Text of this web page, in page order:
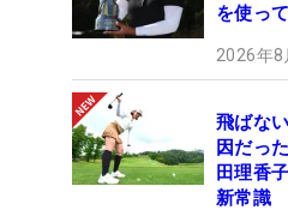
を使っ
2026年8
飛ばな
因だっ
田理香
新常識